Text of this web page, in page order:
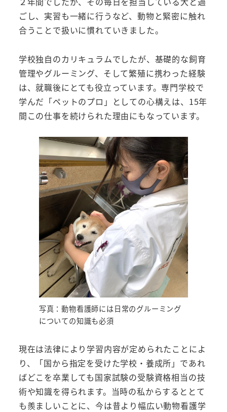
ごし、実習も一緒に行うなど、動物と緊密に触れ
合うことで扱いに慣れていきました。
学校独自のカリキュラムでしたが、基礎的な飼育
管理やグルーミング、そして繁殖に携わった経験
は、就職後にとても役立っています。専門学校で
学んだ「ペットのプロ」としての心構えは、15年
間この仕事を続けられた理由にもなっています。
写真：動物看護師には日常のグルーミング
についての知識も必須
現在は法律により学習内容が定められたことによ
り、「国から指定を受けた学校・養成所」であれ
ばどこを卒業しても国家試験の受験資格相当の技
術や知識を得られます。当時の私からするととて
も羨ましいことに、今は昔より幅広い動物看護学